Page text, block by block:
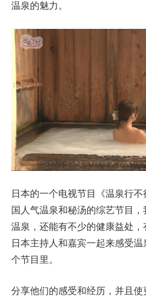
温泉的魅力。
日本的一个电视节目《温泉行
国人气温泉和秘汤的综艺节目
温泉，还能有不少的健康益处
日本主持人和嘉宾一起来感受
个节目里。
分享他们的感受和经历，并且